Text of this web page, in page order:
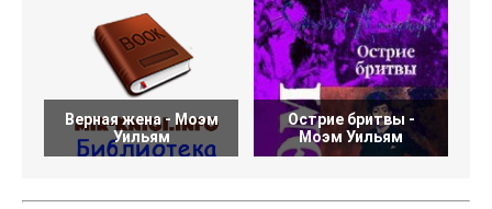
Верная жена - Моэм
Уильям
Острие бритвы -
Моэм Уильям